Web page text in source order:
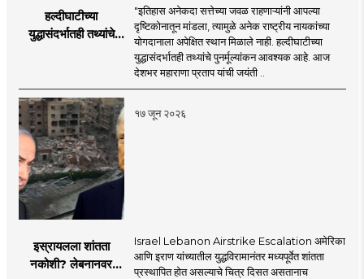
हल्दीघाटीच्या
युद्धासंदर्भातही तथ्यांचे
मोहनजी भागवत
"इतिहास अनेकदा सत्तेच्या जवळ राहणाऱ्यांनी आपल्या
दृष्टिकोनातून मांडला, त्यामुळे अनेक राष्ट्रीय नायकांच्या
योगदानाला अपेक्षित स्थान मिळाले नाही. हल्दीघाटीच्या
युद्धासंदर्भातही तथ्यांचे पुनर्मूल्यांकन आवश्यक आहे. आज
देशभर महाराणा प्रताप यांची जयंती ..
१७ जून २०२६
इस्रायलला शांतता
नकोशी? लेबनानवर
Israel Lebanon Airstrike Escalation अमेरिका
आणि इराण यांच्यातील युद्धविरामानंतर मध्यपूर्वेत शांतता
प्रस्थापित होत असल्याचे चित्र दिसत असतानाच